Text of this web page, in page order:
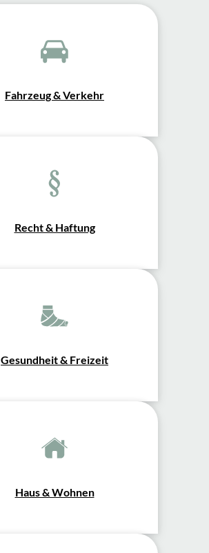
Fahrzeug & Verkehr
Recht & Haftung
Gesundheit & Freizeit
Haus & Wohnen